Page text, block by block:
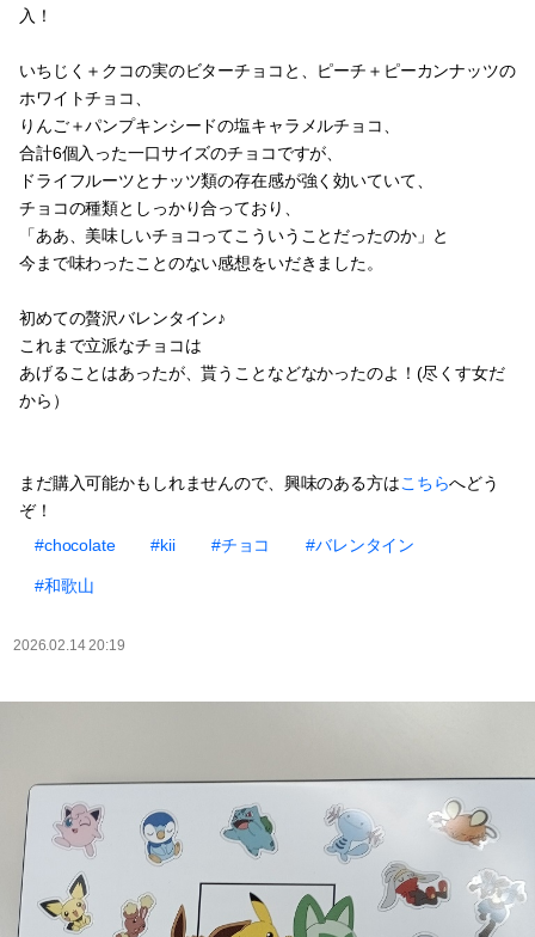
入！
いちじく＋クコの実のビターチョコと、ピーチ＋ピーカンナッツの
ホワイトチョコ、
りんご＋パンプキンシードの塩キャラメルチョコ、
合計6個入った一口サイズのチョコですが、
ドライフルーツとナッツ類の存在感が強く効いていて、
チョコの種類としっかり合っており、
「ああ、美味しいチョコってこういうことだったのか」と
今まで味わったことのない感想をいだきました。
初めての贅沢バレンタイン♪
これまで立派なチョコは
あげることはあったが、貰うことなどなかったのよ！(尽くす女だ
から）
まだ購入可能かもしれませんので、興味のある方はこちらへどう
ぞ！
#chocolate
#kii #チョコ #バレンタイン
#和歌山
2026.02.14 20:19